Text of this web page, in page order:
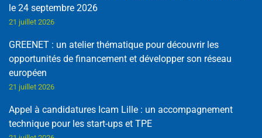
le 24 septembre 2026
21 juillet 2026
GREENET : un atelier thématique pour découvrir les
opportunités de financement et développer son réseau
européen
21 juillet 2026
Appel à candidatures Icam Lille : un accompagnement
technique pour les start-ups et TPE